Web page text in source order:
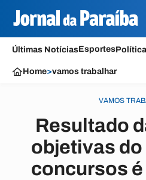
Últimas NotíciasEsportesPolítica
Home>vamos trabalhar
VAMOS
Resultado
objetivas do
concursos